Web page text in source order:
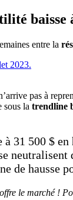
baisse
entre la
pas à
sous la trendline
à 31 500 $
de hausse
le marché !